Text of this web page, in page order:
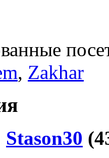
, Zakhar
Stason30